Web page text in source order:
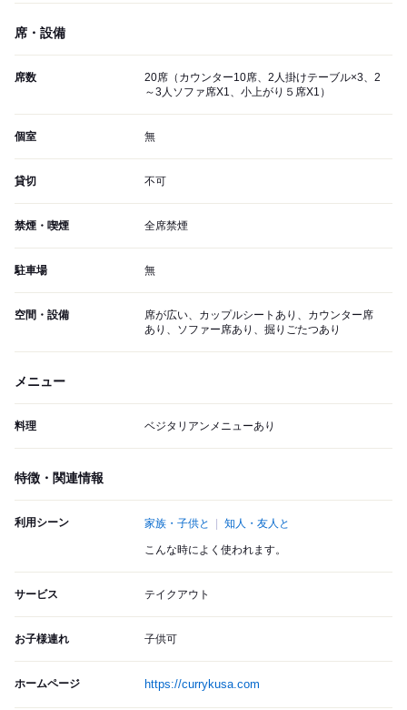
席・設備
席数
20席（カウンター10席、2人掛けテーブル×3、2
～3人ソファ席X1、小上がり５席X1）
個室 無
貸切 不可
禁煙・喫煙 全席禁煙
駐車場 無
空間・設備
席が広い、カップルシートあり、カウンター席
あり、ソファー席あり、掘りごたつあり
メニュー
料理 ベジタリアンメニューあり
特徴・関連情報
利用シーン 家族・子供と 知人・友人と
こんな時によく使われます。
サービス テイクアウト
お子様連れ 子供可
ホームページ https://currykusa.com